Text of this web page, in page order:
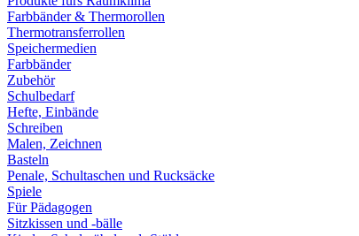
Farbbänder & Thermorollen
Thermotransferrollen
Speichermedien
Farbbänder
Zubehör
Schulbedarf
Hefte, Einbände
Schreiben
Malen, Zeichnen
Basteln
Penale, Schultaschen und Rucksäcke
Spiele
Für Pädagogen
Sitzkissen und -bälle